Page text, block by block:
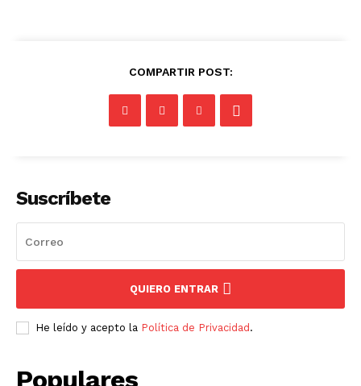
COMPARTIR POST:
Suscríbete
QUIERO ENTRAR
He leído y acepto la Política de Privacidad .
Populares